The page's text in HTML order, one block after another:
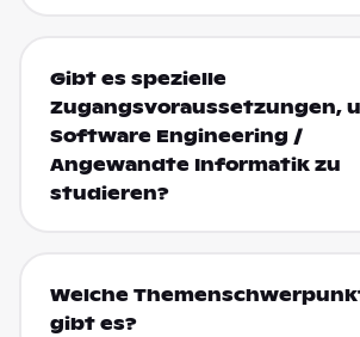
Gibt es spezielle
Zugangsvoraussetzungen,
Software Engineering /
Angewandte Informatik zu
studieren?
Welche
gibt es?